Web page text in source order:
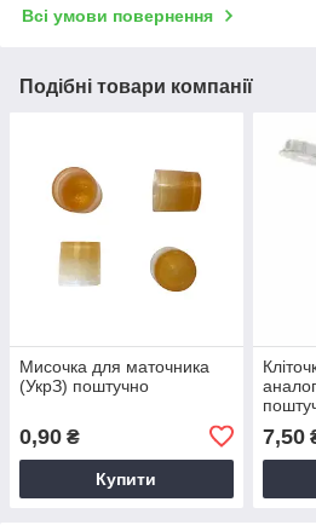
Всі умови повернення
Подібні товари компанії
Мисочка для маточника
(УкрЗ) поштучно
0,90 ₴
Купити
7,50